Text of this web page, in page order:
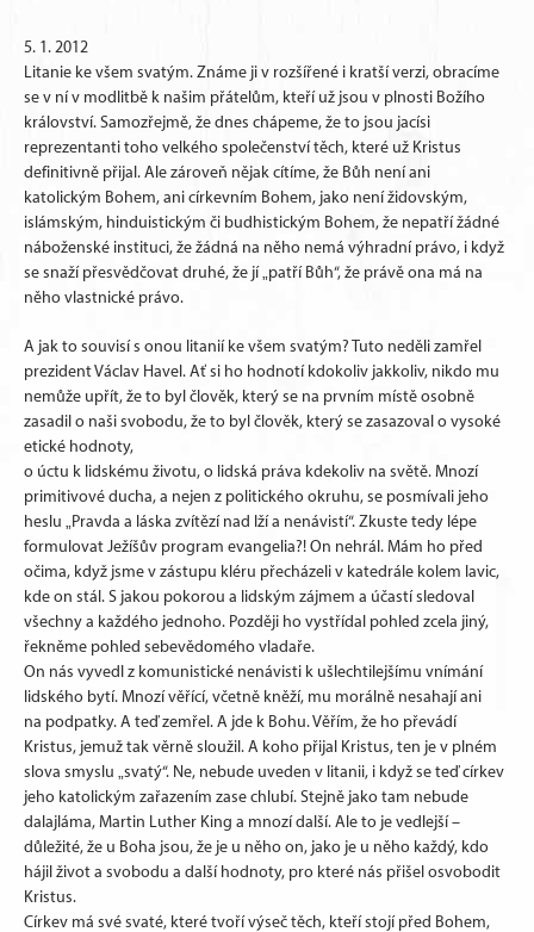
5. 1. 2012
Litanie ke všem svatým. Známe ji v rozšířené i kratší verzi, obracíme
se v ní v modlitbě k našim přátelům, kteří už jsou v plnosti Božího
království. Samozřejmě, že dnes chápeme, že to jsou jacísi
reprezentanti toho velkého společenství těch, které už Kristus
definitivně přijal. Ale zároveň nějak cítíme, že Bůh není ani
katolickým Bohem, ani církevním Bohem, jako není židovským,
islámským, hinduistickým či budhistickým Bohem, že nepatří žádné
náboženské instituci, že žádná na něho nemá výhradní právo, i když
se snaží přesvědčovat druhé, že jí „patří Bůh“, že právě ona má na
něho vlastnické právo.
A jak to souvisí s onou litanií ke všem svatým? Tuto neděli zamřel
prezident Václav Havel. Ať si ho hodnotí kdokoliv jakkoliv, nikdo mu
nemůže upřít, že to byl člověk, který se na prvním místě osobně
zasadil o naši svobodu, že to byl člověk, který se zasazoval o vysoké
etické hodnoty,
o úctu k lidskému životu, o lidská práva kdekoliv na světě. Mnozí
primitivové ducha, a nejen z politického okruhu, se posmívali jeho
heslu „Pravda a láska zvítězí nad lží a nenávistí“. Zkuste tedy lépe
formulovat Ježíšův program evangelia?! On nehrál. Mám ho před
očima, když jsme v zástupu kléru přecházeli v katedrále kolem lavic,
kde on stál. S jakou pokorou a lidským zájmem a účastí sledoval
všechny a každého jednoho. Později ho vystřídal pohled zcela jiný,
řekněme pohled sebevědomého vladaře.
On nás vyvedl z komunistické nenávisti k ušlechtilejšímu vnímání
lidského bytí. Mnozí věřící, včetně kněží, mu morálně nesahají ani
na podpatky. A teď zemřel. A jde k Bohu. Věřím, že ho převádí
Kristus, jemuž tak věrně sloužil. A koho přijal Kristus, ten je v plném
slova smyslu „svatý“. Ne, nebude uveden v litanii, i když se teď církev
jeho katolickým zařazením zase chlubí. Stejně jako tam nebude
dalajláma, Martin Luther King a mnozí další. Ale to je vedlejší –
důležité, že u Boha jsou, že je u něho on, jako je u něho každý, kdo
hájil život a svobodu a další hodnoty, pro které nás přišel osvobodit
Kristus.
Církev má své svaté, které tvoří výseč těch, kteří stojí před Bohem,